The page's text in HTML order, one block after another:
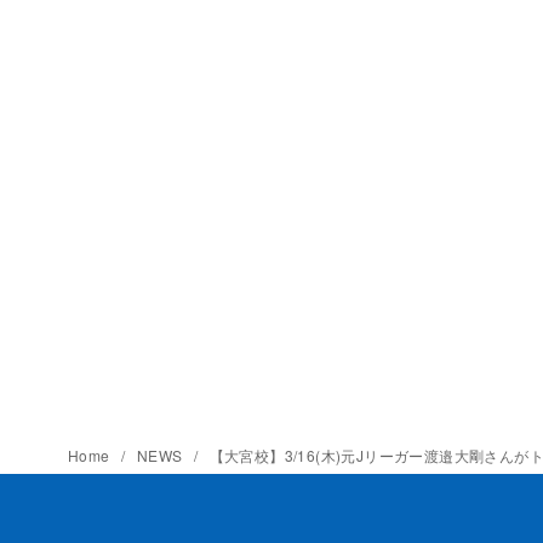
Home NEWS 【大宮校】3/16(木)元Jリーガー渡邉大剛さんが